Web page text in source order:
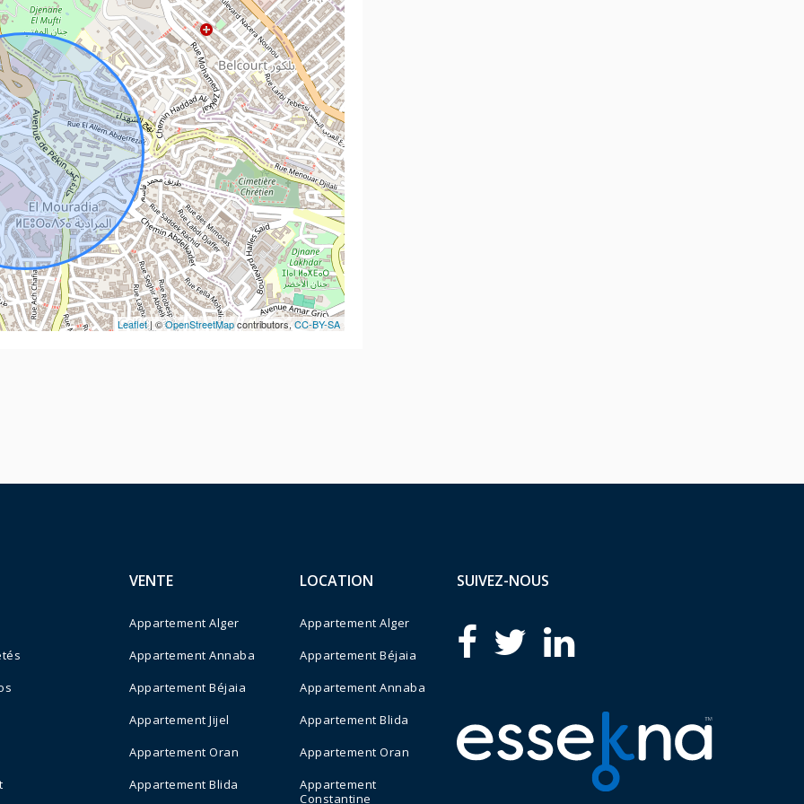
Leaflet| ©OpenStreetMapcontributors,CC-BY-SA
VENTE
Appartement Alger
Appartement Annaba
Appartement Béjaia
Appartement Jijel
Appartement Oran
Appartement Blida
LOCATION
Appartement Alger
Appartement Béjaia
Appartement Annaba
Appartement Blida
Appartement Oran
Appartement
Constantine
SUIVEZ-NOUS